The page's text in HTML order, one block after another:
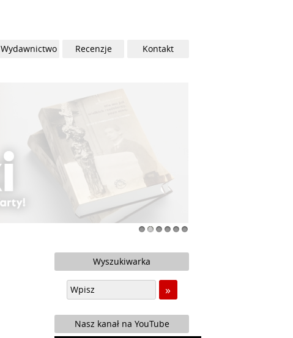
Kontakt
Recenzje
Wydawnictwo
Wyszukiwarka
Nasz kanał na YouTube